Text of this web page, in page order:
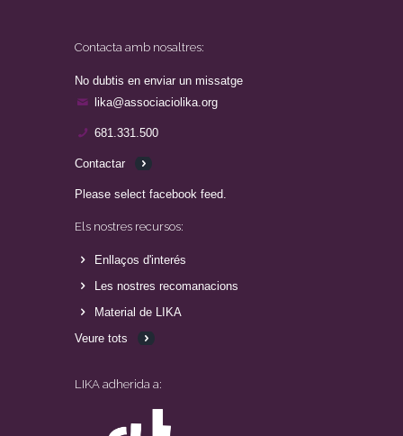
Contacta amb nosaltres:
No dubtis en enviar un missatge
lika@associaciolika.org
681.331.500
Contactar
Please select facebook feed.
Els nostres recursos:
Enllaços d'interés
Les nostres recomanacions
Material de LIKA
Veure tots
LIKA adherida a: